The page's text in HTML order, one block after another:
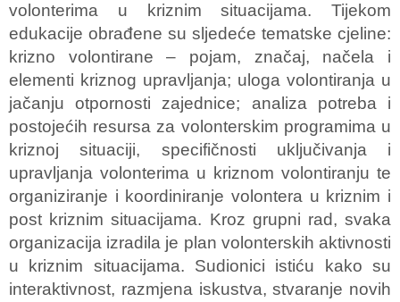
volonterima u kriznim situacijama. Tijekom
edukacije obrađene su sljedeće tematske cjeline:
krizno volontirane – pojam, značaj, načela i
elementi kriznog upravljanja; uloga volontiranja u
jačanju otpornosti zajednice; analiza potreba i
postojećih resursa za volonterskim programima u
kriznoj situaciji, specifičnosti uključivanja i
upravljanja volonterima u kriznom volontiranju te
organiziranje i koordiniranje volontera u kriznim i
post kriznim situacijama. Kroz grupni rad, svaka
organizacija izradila je plan volonterskih aktivnosti
u kriznim situacijama. Sudionici istiću kako su
interaktivnost, razmjena iskustva, stvaranje novih